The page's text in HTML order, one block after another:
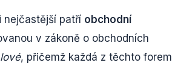
nejčastější patří obchodní
v zákoně o obchodních
, přičemž každá z těchto forem